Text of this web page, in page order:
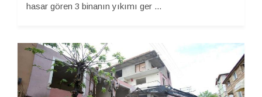
hasar gören 3 binanın yıkımı ger ...